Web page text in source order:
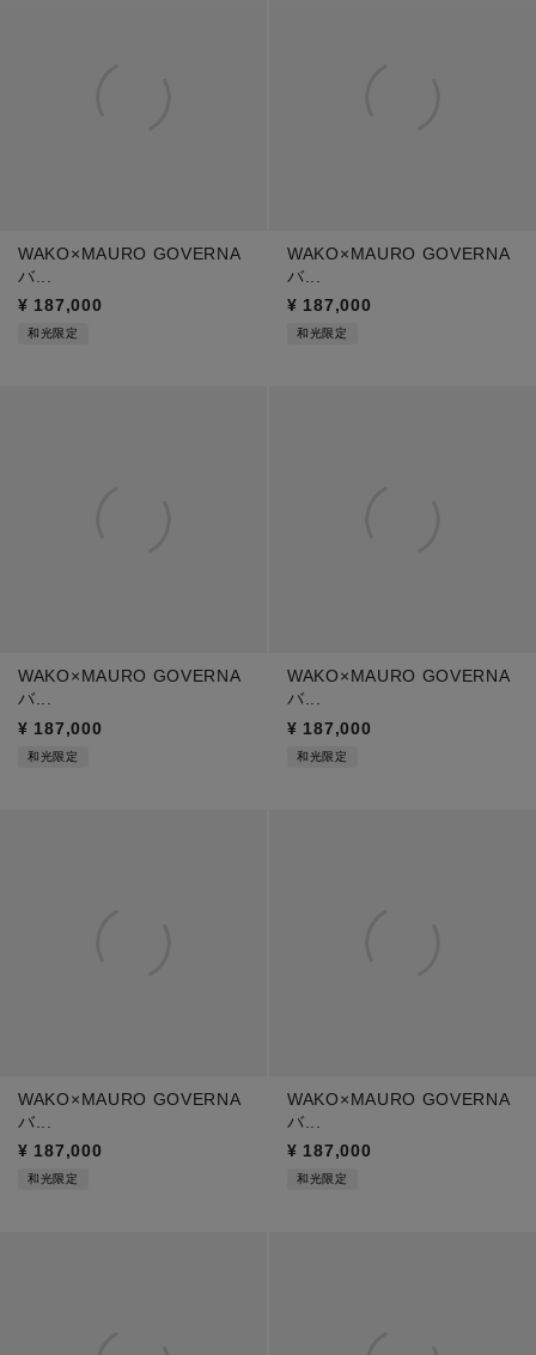
WAKO×MAURO GOVERNA
バ...
¥ 187,000
和光限定
WAKO×MAURO GOVERNA
バ...
¥ 187,000
和光限定
WAKO×MAURO GOVERNA
バ...
¥ 187,000
和光限定
WAKO×MAURO GOVERNA
バ...
¥ 187,000
和光限定
WAKO×MAURO GOVERNA
バ...
¥ 187,000
和光限定
WAKO×MAURO GOVERNA
バ...
¥ 187,000
和光限定